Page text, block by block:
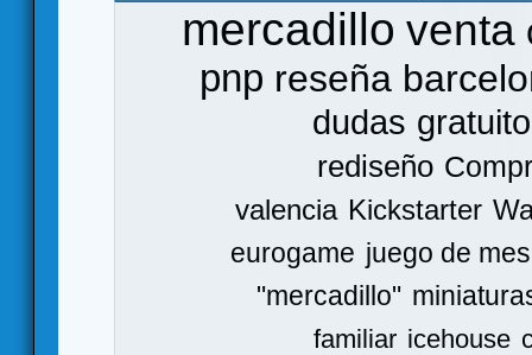
mercadillo venta
pnp reseña
dudas gratuito
rediseño
valencia Kickstarter
eurogame juego de
"mercadillo"
familiar icehouse